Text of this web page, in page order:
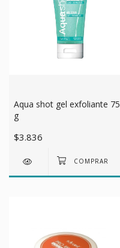
Aqua shot gel exfoliante 75
g
$3.836